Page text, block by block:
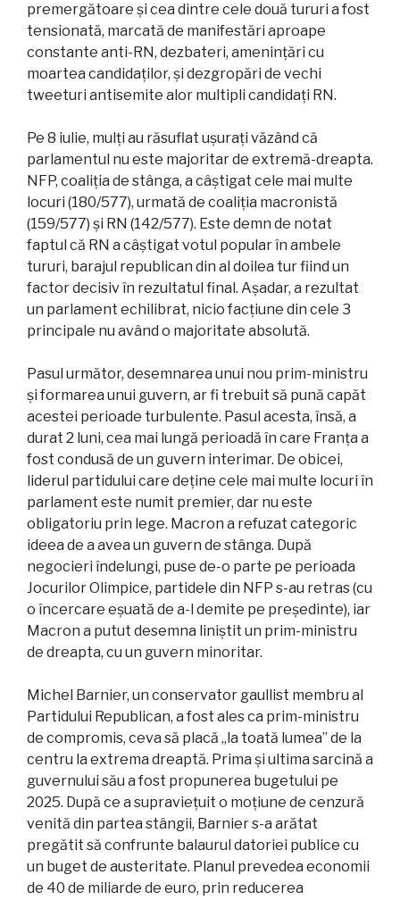
premergătoare și cea dintre cele două tururi a fost
tensionată, marcată de manifestări aproape
constante anti-RN, dezbateri, amenințări cu
moartea candidaților, și dezgropări de vechi
tweeturi antisemite alor multipli candidați RN.
Pe 8 iulie, mulți au răsuflat ușurați văzând că
parlamentul nu este majoritar de extremă-dreapta.
NFP, coaliția de stânga, a câștigat cele mai multe
locuri (180/577), urmată de coaliția macronistă
(159/577) și RN (142/577). Este demn de notat
faptul că RN a câștigat votul popular în ambele
tururi, barajul republican din al doilea tur fiind un
factor decisiv în rezultatul final. Așadar, a rezultat
un parlament echilibrat, nicio facțiune din cele 3
principale nu având o majoritate absolută.
Pasul următor, desemnarea unui nou prim-ministru
și formarea unui guvern, ar fi trebuit să pună capăt
acestei perioade turbulente. Pasul acesta, însă, a
durat 2 luni, cea mai lungă perioadă în care Franța a
fost condusă de un guvern interimar. De obicei,
liderul partidului care deține cele mai multe locuri în
parlament este numit premier, dar nu este
obligatoriu prin lege. Macron a refuzat categoric
ideea de a avea un guvern de stânga. După
negocieri îndelungi, puse de-o parte pe perioada
Jocurilor Olimpice, partidele din NFP s-au retras (cu
o încercare eșuată de a-l demite pe președinte), iar
Macron a putut desemna liniștit un prim-ministru
de dreapta, cu un guvern minoritar.
Michel Barnier, un conservator gaullist membru al
Partidului Republican, a fost ales ca prim-ministru
de compromis, ceva să placă „la toată lumea” de la
centru la extrema dreaptă. Prima și ultima sarcină a
guvernului său a fost propunerea bugetului pe
2025. După ce a supraviețuit o moțiune de cenzură
venită din partea stângii, Barnier s-a arătat
pregătit să confrunte balaurul datoriei publice cu
un buget de austeritate. Planul prevedea economii
de 40 de miliarde de euro, prin reducerea